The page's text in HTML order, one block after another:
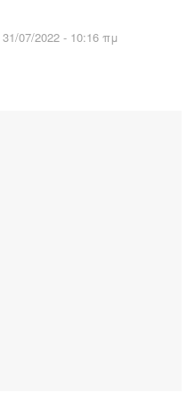
31/07/2022 - 10:16 πμ